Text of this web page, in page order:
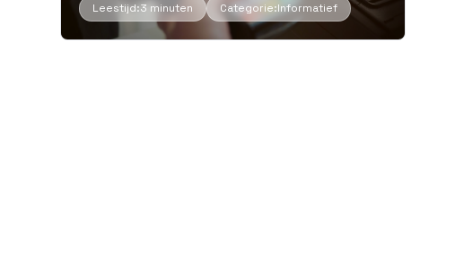
Leestijd:3 minuten Categorie:Informatief